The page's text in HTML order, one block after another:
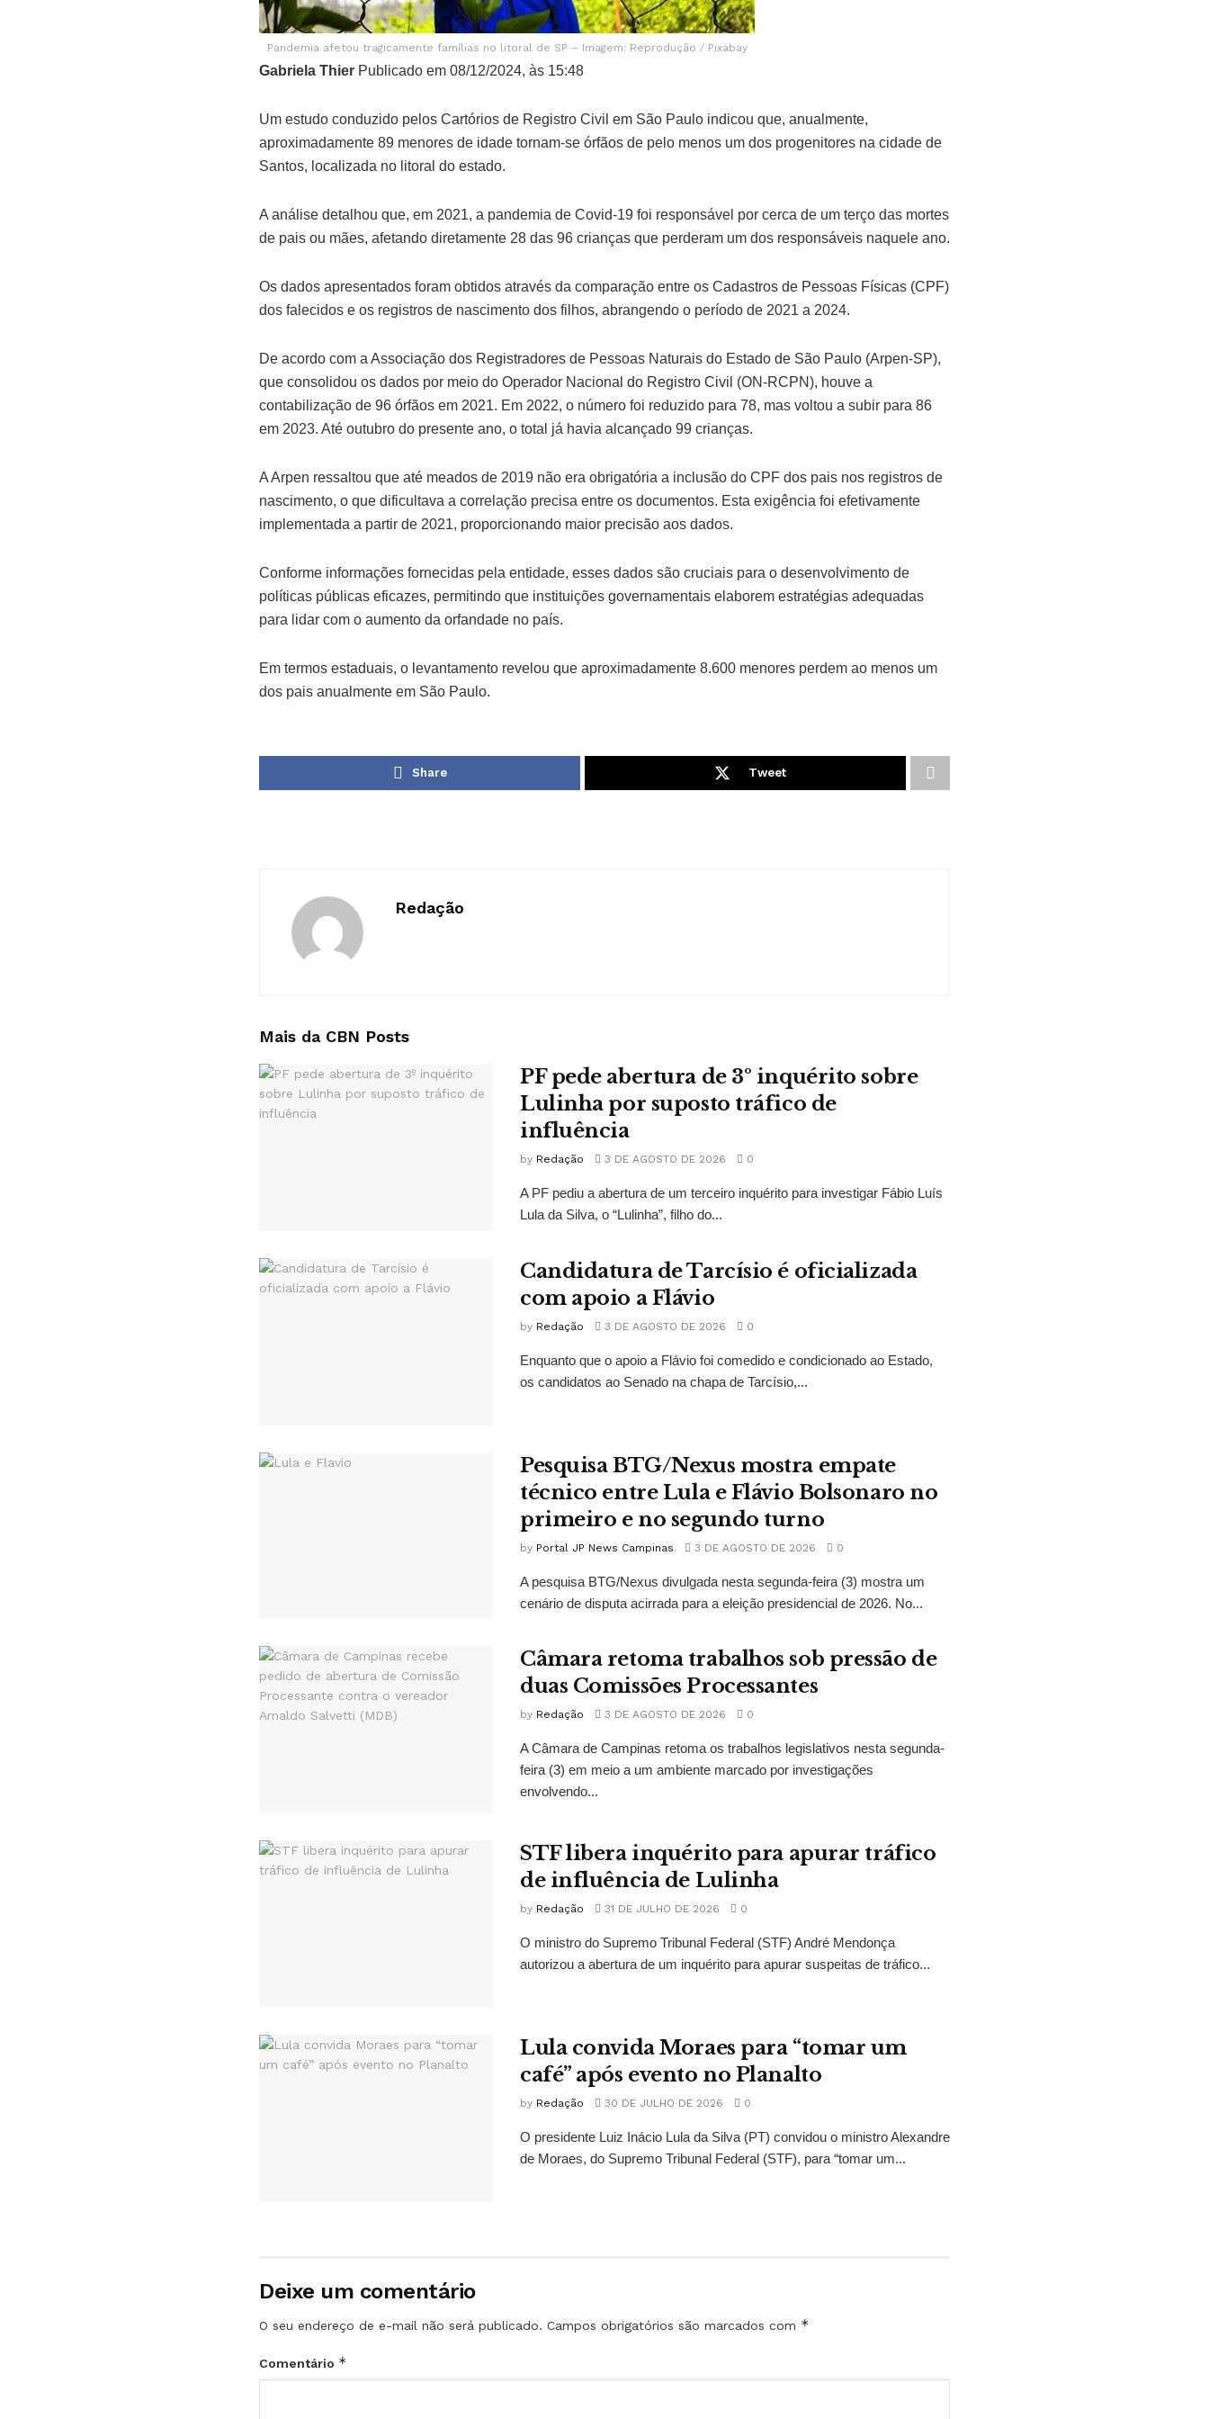
Pandemia afetou tragicamente famílias no litoral de SP – Imagem: Reprodução / Pixabay
Gabriela Thier Publicado em 08/12/2024, às 15:48
Um estudo conduzido pelos Cartórios de Registro Civil em São Paulo indicou que, anualmente,
aproximadamente 89 menores de idade tornam-se órfãos de pelo menos um dos progenitores na cidade de
Santos, localizada no litoral do estado.
A análise detalhou que, em 2021, a pandemia de Covid-19 foi responsável por cerca de um terço das mortes
de pais ou mães, afetando diretamente 28 das 96 crianças que perderam um dos responsáveis naquele ano.
Os dados apresentados foram obtidos através da comparação entre os Cadastros de Pessoas Físicas (CPF)
dos falecidos e os registros de nascimento dos filhos, abrangendo o período de 2021 a 2024.
De acordo com a Associação dos Registradores de Pessoas Naturais do Estado de São Paulo (Arpen-SP),
que consolidou os dados por meio do Operador Nacional do Registro Civil (ON-RCPN), houve a
contabilização de 96 órfãos em 2021. Em 2022, o número foi reduzido para 78, mas voltou a subir para 86
em 2023. Até outubro do presente ano, o total já havia alcançado 99 crianças.
A Arpen ressaltou que até meados de 2019 não era obrigatória a inclusão do CPF dos pais nos registros de
nascimento, o que dificultava a correlação precisa entre os documentos. Esta exigência foi efetivamente
implementada a partir de 2021, proporcionando maior precisão aos dados.
Conforme informações fornecidas pela entidade, esses dados são cruciais para o desenvolvimento de
políticas públicas eficazes, permitindo que instituições governamentais elaborem estratégias adequadas
para lidar com o aumento da orfandade no país.
Em termos estaduais, o levantamento revelou que aproximadamente 8.600 menores perdem ao menos um
dos pais anualmente em São Paulo.
Share Tweet
Redação
Mais da CBN Posts
PF pede abertura de 3º inquérito sobre
Lulinha por suposto tráfico de
influência
by Redação 3 DE AGOSTO DE 2026 0
A PF pediu a abertura de um terceiro inquérito para investigar Fábio Luís
Lula da Silva, o “Lulinha”, filho do...
Candidatura de Tarcísio é oficializada
com apoio a Flávio
by Redação 3 DE AGOSTO DE 2026 0
Enquanto que o apoio a Flávio foi comedido e condicionado ao Estado,
os candidatos ao Senado na chapa de Tarcísio,...
Pesquisa BTG/Nexus mostra empate
técnico entre Lula e Flávio Bolsonaro no
primeiro e no segundo turno
by Portal JP News Campinas 3 DE AGOSTO DE 2026 0
A pesquisa BTG/Nexus divulgada nesta segunda-feira (3) mostra um
cenário de disputa acirrada para a eleição presidencial de 2026. No...
Câmara retoma trabalhos sob pressão de
duas Comissões Processantes
by Redação 3 DE AGOSTO DE 2026 0
A Câmara de Campinas retoma os trabalhos legislativos nesta segunda-
feira (3) em meio a um ambiente marcado por investigações
envolvendo...
STF libera inquérito para apurar tráfico
de influência de Lulinha
by Redação 31 DE JULHO DE 2026 0
O ministro do Supremo Tribunal Federal (STF) André Mendonça
autorizou a abertura de um inquérito para apurar suspeitas de tráfico...
Lula convida Moraes para “tomar um
café” após evento no Planalto
by Redação 30 DE JULHO DE 2026 0
O presidente Luiz Inácio Lula da Silva (PT) convidou o ministro Alexandre
de Moraes, do Supremo Tribunal Federal (STF), para “tomar um...
Deixe um comentário
O seu endereço de e-mail não será publicado. Campos obrigatórios são marcados com *
Comentário *